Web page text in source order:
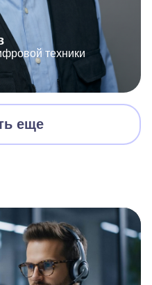
техники
еще